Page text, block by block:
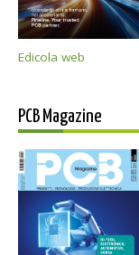
Edicola web
PCB Magazine